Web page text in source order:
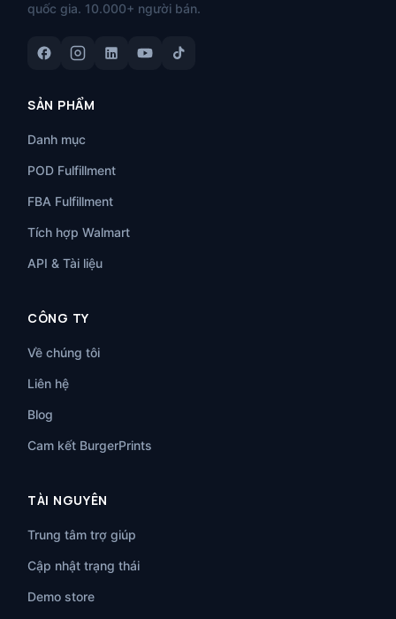
quốc gia. 10.000+ người bán.
SẢN PHẨM
Danh mục
POD Fulfillment
FBA Fulfillment
Tích hợp Walmart
API & Tài liệu
CÔNG TY
Về chúng tôi
Liên hệ
Blog
Cam kết BurgerPrints
TÀI NGUYÊN
Trung tâm trợ giúp
Cập nhật trạng thái
Demo store